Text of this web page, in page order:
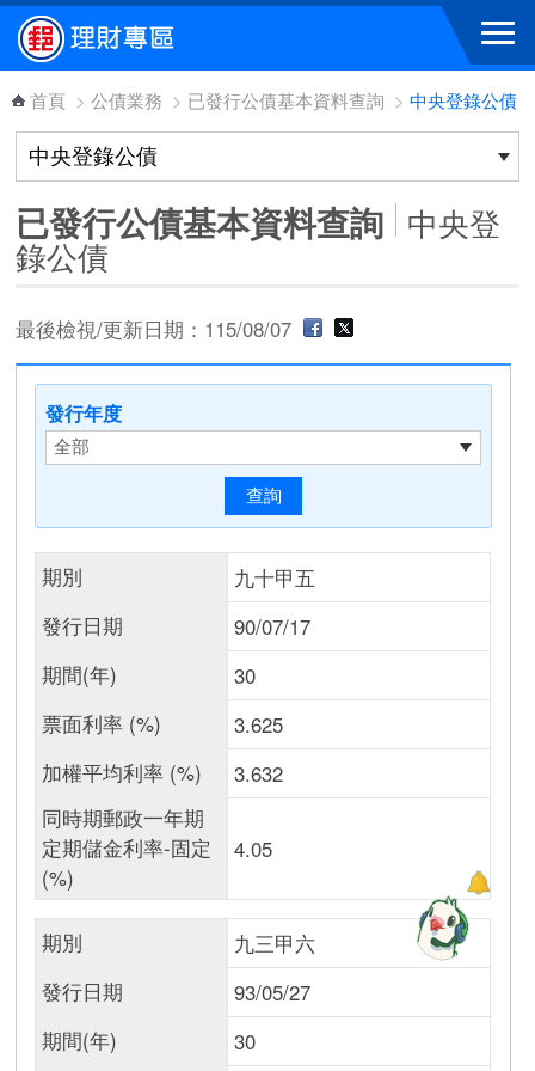
跳到主要內容區塊
首頁 > 公債業務 > 已發行公債基本資料查詢 > 中央登錄公債
已發行公債基本資料查詢 中央登
錄公債
最後檢視/更新日期：115/08/07
發行年度
期別
九十甲五
發行日期
90/07/17
期間(年)
30
票面利率 (%)
3.625
加權平均利率 (%)
3.632
同時期郵政一年期
定期儲金利率-固定
(%)
4.05
期別
九三甲六
發行日期
93/05/27
期間(年)
30